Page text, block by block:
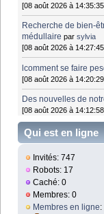
[08 août 2026 à
Recherche de bien-
médullaire parsylvia
[08 août 2026 à
lcomment se faire
[08 août 2026 à
Des nouvelles de
[08 août 2026 à
Qui est en ligne
Invités: 747
Robots: 17
Caché: 0
Membres: 0
Membres en ligne: